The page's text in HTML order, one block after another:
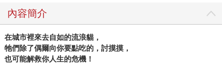
內容簡介
在城市裡來去自如的流浪貓，
牠們除了偶爾向你要點吃的，討摸摸，
也可能解救你人生的危機！